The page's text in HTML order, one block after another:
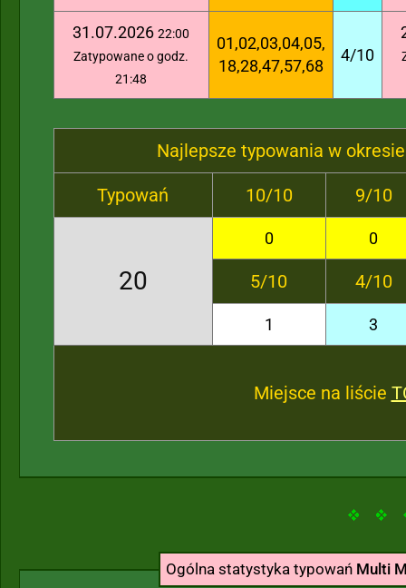
31.07.2026 22:00
Zatypowane o godz.
21:48
01,02,03,04,05,
18,28,47,57,68
4/10
Najlepsze typowania w
Typowań 10/10 9/10
20
0 0
5/10 4/10
1 3
Miejsce na liście
Ogólna statystyka typowań Multi